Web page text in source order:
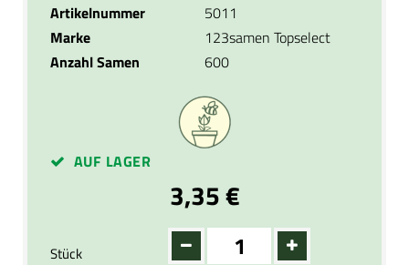
Artikelnummer
5011
Marke
123samen Topselect
Anzahl Samen
600
AUF LAGER
3,35 €
Stück